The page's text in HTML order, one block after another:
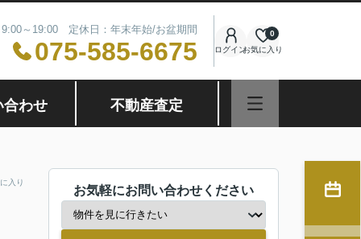
～19:00 定休日：年末年始/お盆期間
075-585-6675 ログインお気に入り
0
合わせ 不動産査定
入り
お気軽にお問い合わせください